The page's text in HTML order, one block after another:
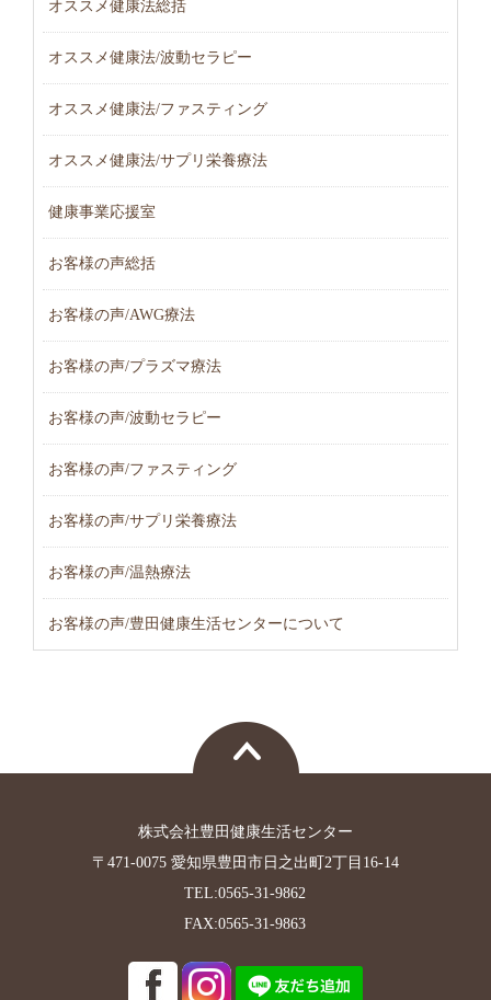
オススメ健康法総括
オススメ健康法/波動セラピー
オススメ健康法/ファスティング
オススメ健康法/サプリ栄養療法
健康事業応援室
お客様の声総括
お客様の声/AWG療法
お客様の声/プラズマ療法
お客様の声/波動セラピー
お客様の声/ファスティング
お客様の声/サプリ栄養療法
お客様の声/温熱療法
お客様の声/豊田健康生活センターについて
株式会社豊田健康生活センター
〒471-0075 愛知県豊田市日之出町2丁目16-14
TEL:0565-31-9862
FAX:0565-31-9863